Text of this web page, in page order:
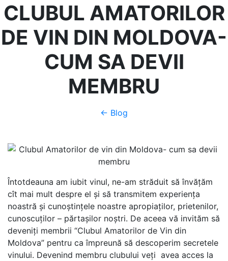
CLUBUL AMATORILOR
DE VIN DIN MOLDOVA-
CUM SA DEVII
MEMBRU
← Blog
Întotdeauna am iubit vinul, ne-am străduit să învăţăm
cît mai mult despre el şi să transmitem experienţa
noastră şi cunoştinţele noastre apropiaţilor, prietenilor,
cunoscuţilor – părtaşilor noştri. De aceea vă invităm să
deveniţi membrii “Clubul Amatorilor de Vin din
Moldova” pentru ca împreună să descoperim secretele
vinului. Devenind membru clubului veţi avea acces la